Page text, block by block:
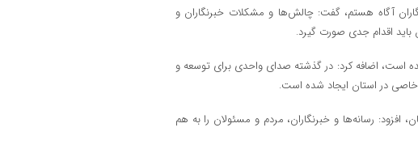
آگاه هستم، گفت: چالش‌ها و مشکلات خبرنگاران و
اقدام جدی صورت گیرد.
است، اضافه کرد: در گذشته صدای واحدی برای توسعه و
در استان ایجاد شده است.
رسانه‌ها و خبرنگاران، مردم و مسئولان را به هم